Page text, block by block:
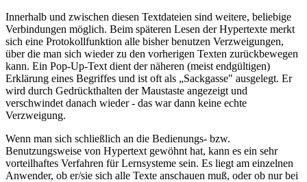
Innerhalb und zwischen diesen Textdateien sind weitere, beliebige
Verbindungen möglich. Beim späteren Lesen der Hypertexte merkt
sich eine Protokollfunktion alle bisher benutzen Verzweigungen,
über die man sich wieder zu den vorherigen Texten zurückbewegen
kann. Ein Pop-Up-Text dient der näheren (meist endgültigen)
Erklärung eines Begriffes und ist oft als „Sackgasse" ausgelegt. Er
wird durch Gedrückthalten der Maustaste angezeigt und
verschwindet danach wieder - das war dann keine echte
Verzweigung.
Wenn man sich schließlich an die Bedienungs- bzw.
Benutzungsweise von Hypertext gewöhnt hat, kann es ein sehr
vorteilhaftes Verfahren für Lernsysteme sein. Es liegt am einzelnen
Anwender, ob er/sie sich alle Texte anschauen muß, oder ob nur bei